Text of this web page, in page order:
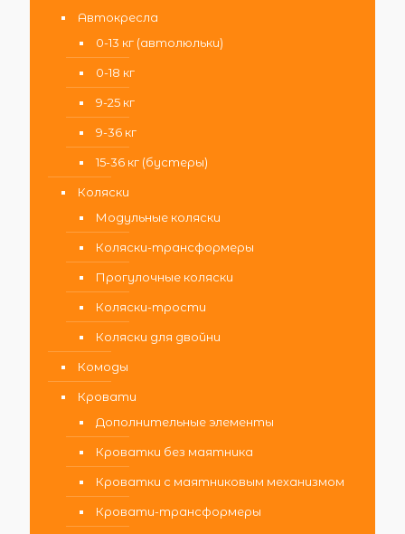
Автокресла
0-13 кг (автолюльки)
0-18 кг
9-25 кг
9-36 кг
15-36 кг (бустеры)
Коляски
Модульные коляски
Коляски-трансформеры
Прогулочные коляски
Коляски-трости
Коляски для двойни
Комоды
Кровати
Дополнительные элементы
Кроватки без маятника
Кроватки с маятниковым механизмом
Кровати-трансформеры